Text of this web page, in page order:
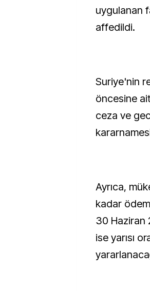
uygulanan
affedildi.
Suriye'nin
öncesine
ceza ve
Ayrıca,
kadar
30 Haziran
ise yarısı